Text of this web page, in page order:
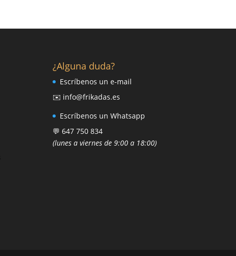
¿Alguna duda?
Escríbenos un e-mail
✉️ info@frikadas.es
Escríbenos un Whatsapp
💬 647 750 834
(lunes a viernes de 9:00 a 18:00)